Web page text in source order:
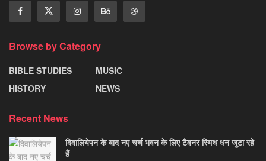
Browse by Category
BIBLE STUDIES
HISTORY
MUSIC
NEWS
Recent News
दिवालियेपन के बाद नए चर्च भवन के लिए टैवनर स्मिथ धन जुटा रहे
हैं